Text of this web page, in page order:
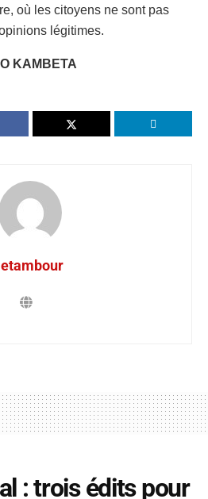
où les citoyens ne sont pas
légitimes.
KAMBETA
: trois édits pour